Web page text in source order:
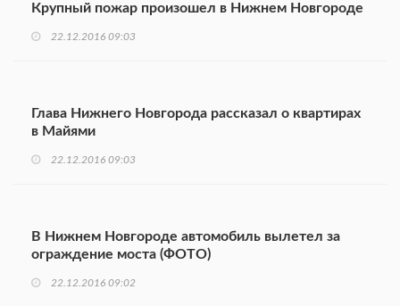
Крупный пожар произошел в Нижнем Новгороде
22.12.2016 09:03
Глава Нижнего Новгорода рассказал о квартирах
в Майями
22.12.2016 09:03
В Нижнем Новгороде автомобиль вылетел за
ограждение моста (ФОТО)
22.12.2016 09:02